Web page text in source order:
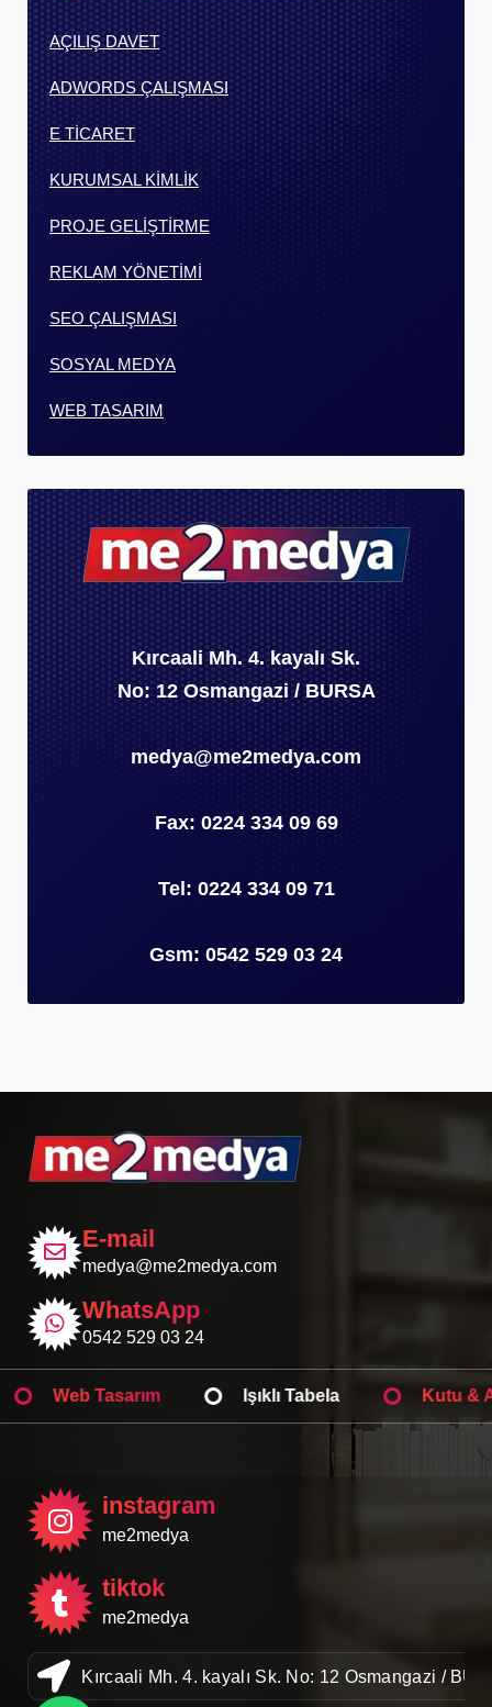
AÇILIŞ DAVET
ADWORDS ÇALIŞMASI
E TİCARET
KURUMSAL KİMLİK
PROJE GELİŞTİRME
REKLAM YÖNETİMİ
SEO ÇALIŞMASI
SOSYAL MEDYA
WEB TASARIM
Kırcaali Mh. 4. kayalı Sk.
No: 12 Osmangazi / BURSA
medya@me2medya.com
Fax: 0224 334 09 69
Tel: 0224 334 09 71
Gsm: 0542 529 03 24
E-mail
medya@me2medya.com
WhatsApp
0542 529 03 24
Web Tasarım Işıklı Tabela Kutu &
instagram
me2medya
Kırcaali Mh. 4. kayalı Sk. No: 12 Osmangazi /
tiktok
me2medya